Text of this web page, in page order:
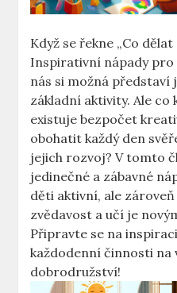
Když se řekne „Co
Inspirativní nápady pro
nás si možná představí
základní aktivity. Ale co
existuje bezpočet
obohatit každý den
jejich rozvoj? V tomto
jedinečné a zábavné
děti aktivní, ale
zvědavost a učí je
Připravte se na
každodenní činnosti na
dobrodružství!